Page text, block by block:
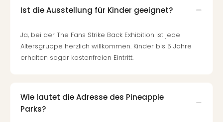
Ist die Ausstellung für Kinder geeignet?
Ja, bei der The Fans Strike Back Exhibition ist jede
Altersgruppe herzlich willkommen. Kinder bis 5 Jahre
erhalten sogar kostenfreien Eintritt.
Wie lautet die Adresse des Pineapple
Parks?